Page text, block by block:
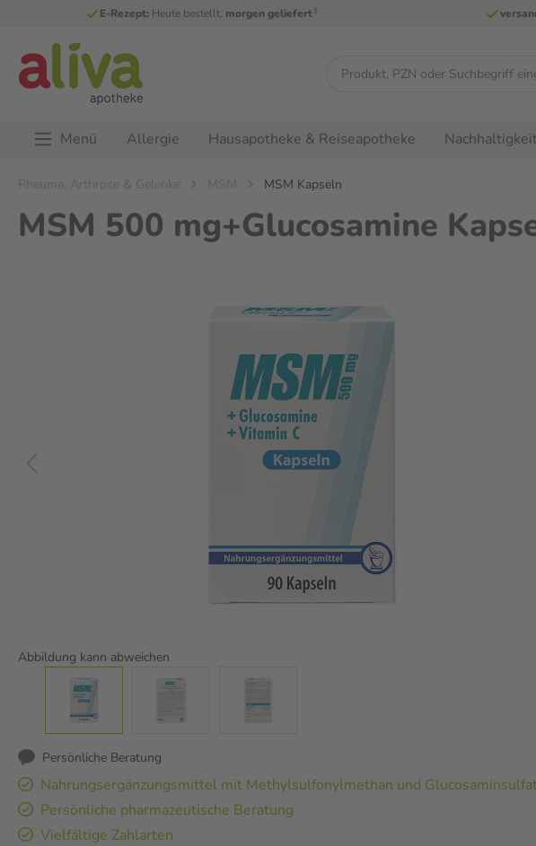
E-Rezept: Heute bestellt, morgen geliefert3
Menü Allergie Hausapotheke & Reiseapotheke
Rheuma, Arthrose & Gelenke MSM MSM Kapseln
MSM 500 mg+Glucosamine
Abbildung kann abweichen
Persönliche Beratung
Nahrungsergänzungsmittel mit Methylsulfonylmethan und
Persönliche pharmazeutische Beratung
Vielfältige Zahlarten